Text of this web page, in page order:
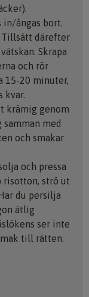
in/ångas bort.
Tillsätt därefter
Skrapa
och rör
15-20 minuter,
kvar.
krämig genom
med
och smakar
och pressa
risotton, strö ut
du persilja
ätlig
ser inte
till rätten.